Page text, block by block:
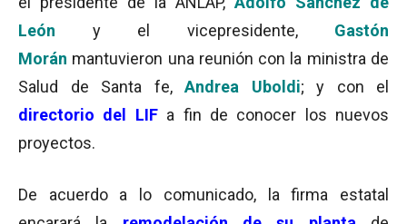
León
y el vicepresidente, Gastón
Morán mantuvieron una reunión con la ministra de
Salud de Santa fe, Andrea Uboldi; y con el
directorio del LIF a fin de conocer los nuevos
proyectos.
De acuerdo a lo comunicado, la firma estatal